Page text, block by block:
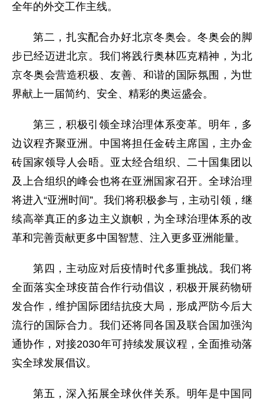
全年的外交工作主线。
第二，扎实配合办好北京冬奥会。冬奥会的脚
步已经迈进北京。我们将践行奥林匹克精神，为北
京冬奥会营造积极、友善、和谐的国际氛围，为世
界献上一届简约、安全、精彩的奥运盛会。
第三，积极引领全球治理体系变革。明年，多
边议程齐聚亚洲。中国将担任金砖主席国，主办金
砖国家领导人会晤。亚太经合组织、二十国集团以
及上合组织的峰会也将在亚洲国家召开。全球治理
将进入“亚洲时间”。我们将积极参与，主动引领，继
续高举真正的多边主义旗帜，为全球治理体系的改
革和完善贡献更多中国智慧、注入更多亚洲能量。
第四，主动应对后疫情时代多重挑战。我们将
全面落实全球疫苗合作行动倡议，积极开展药物研
发合作，维护国际团结抗疫大局，形成严防今后大
流行的国际合力。我们还将同各国及联合国加强沟
通协作，对接2030年可持续发展议程，全面推动落
实全球发展倡议。
第五，深入拓展全球伙伴关系。明年是中国同